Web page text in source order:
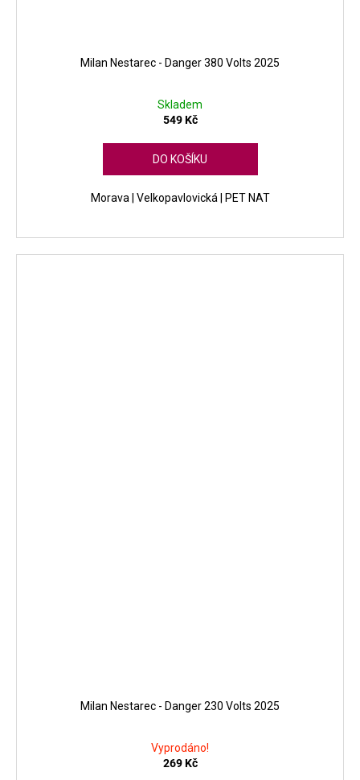
Milan Nestarec - Danger 380 Volts 2025
Skladem
549 Kč
DO KOŠÍKU
Morava | Velkopavlovická | PET NAT
Milan Nestarec - Danger 230 Volts 2025
Vyprodáno!
269 Kč